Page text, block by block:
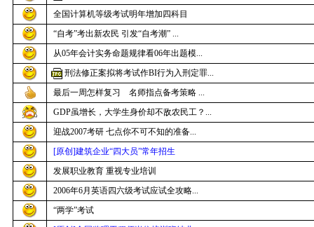
全国计算机等级考试明年增加四科目
“自考”考出新农民 引发“自考潮” ...
从05年会计实务命题规律看06年出题模...
刑法修正案拟将考试作BI行为入刑定罪...
最后一周怎样复习 名师指点备考策略 ...
GDP虽增长，大学生身价却不敌农民工？...
迎战2007考研 七点你不可不知的准备...
[原创]建筑企业“四大员”常年招生
发展职业教育 重视专业培训
2006年6月英语四六级考试应试全攻略...
“两学”考试